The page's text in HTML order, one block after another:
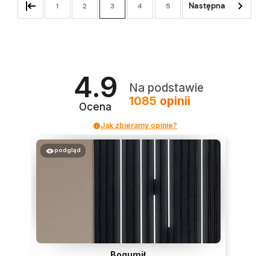
1 2 3 4 5
4.9
Ocena
Na podstawie
1085 opinii
Jak zbieramy opinie?
podgląd